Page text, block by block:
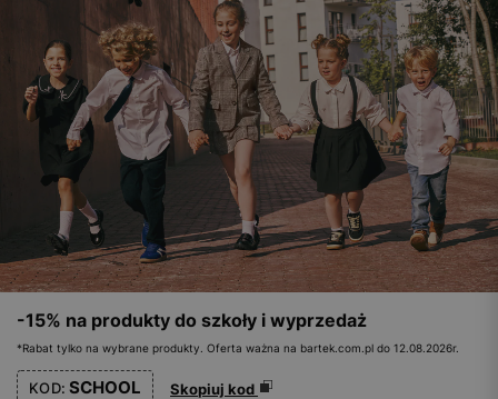
-15% na produkty do szkoły i wyprzedaż
*Rabat tylko na wybrane produkty. Oferta ważna na bartek.com.pl do 12.08.2026r.
KOD: SCHOOL Skopiuj kod